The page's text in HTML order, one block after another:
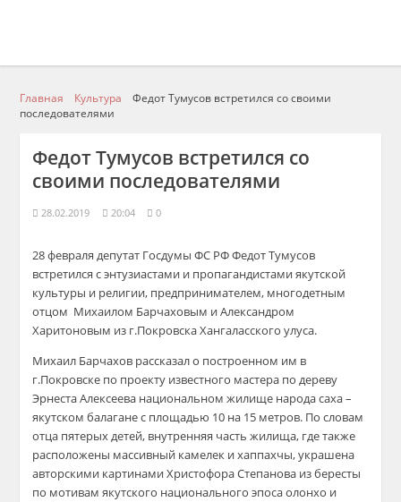
Главная Культура
Федот Тумусов встретился со своими
последователями
Федот Тумусов встретился со
своими последователями
28.02.2019 20:04 0
28 февраля депутат Госдумы ФС РФ ФедотТумусов
встретился с энтузиастами и пропагандистами якутской
культуры и религии, предпринимателем, многодетным
отцом Михаилом Барчаховым иАлександром
Харитоновым из г.ПокровскаХангаласского улуса.
Михаил Барчахов рассказал о построенном им в
г.Покровске по проекту известного мастера по дереву
Эрнеста Алексеева национальном жилище народасаха–
якутскомбалаганес площадью 10 на 15 метров. По словам
отца пятерых детей, внутренняя часть жилища, где также
расположены массивный камелек и хаппахчы, украшена
авторскими картинами Христофора Степанова из бересты
по мотивам якутского национального эпоса олонхо и